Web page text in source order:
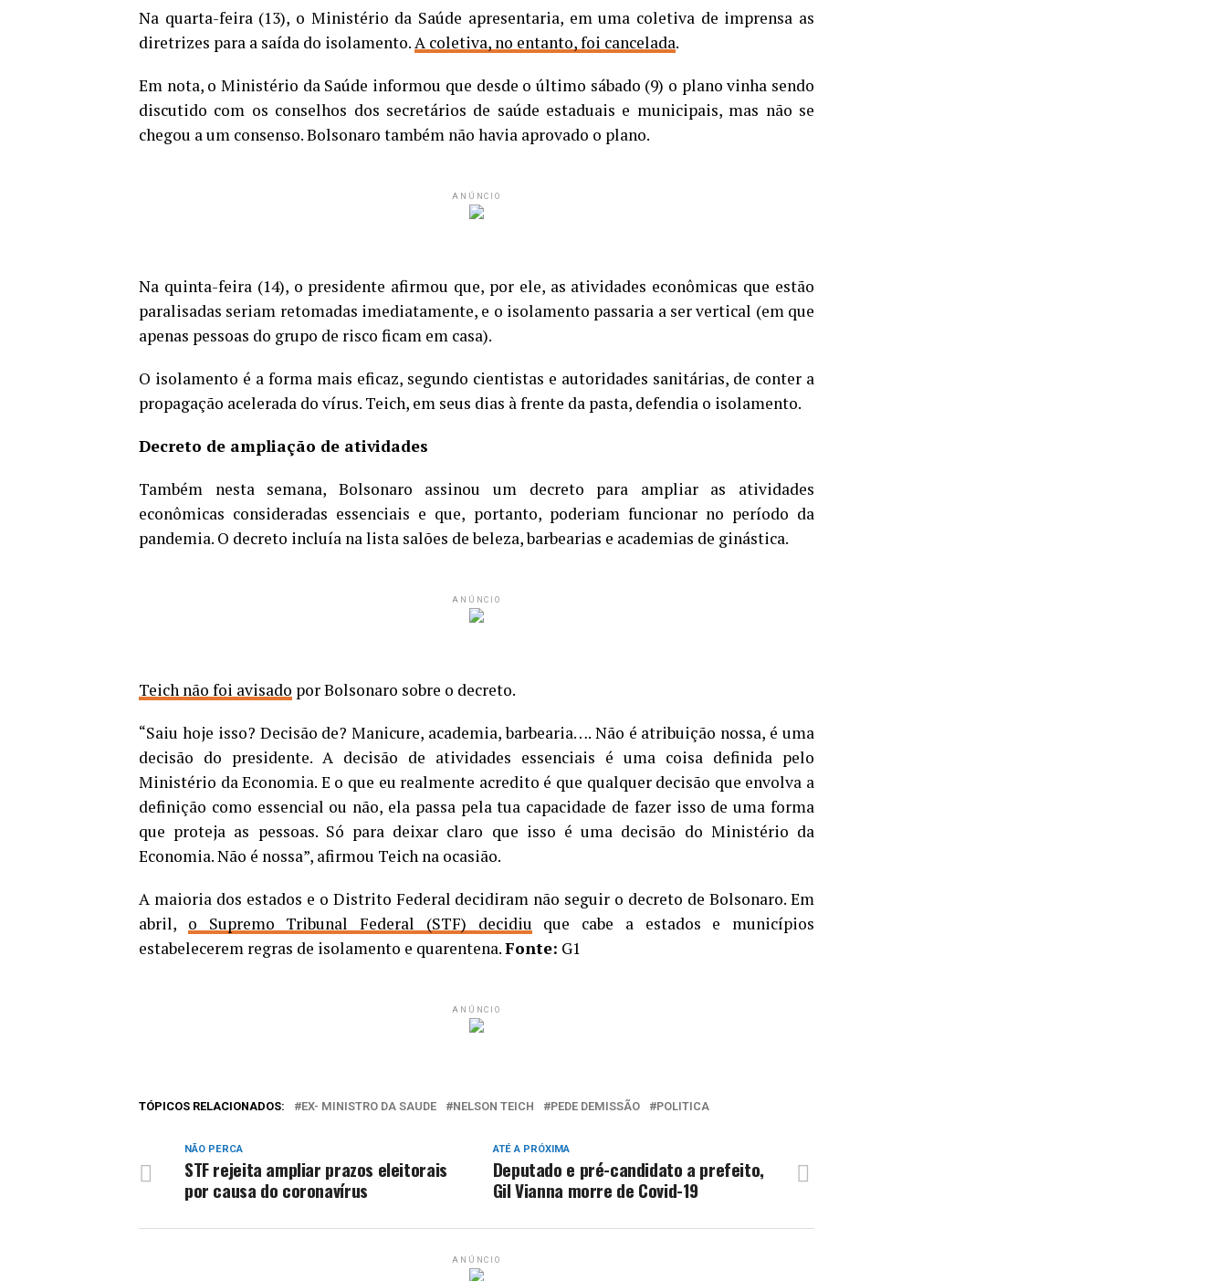
Na quarta-feira (13), o Ministério da Saúde apresentaria, em uma coletiva de imprensa as
diretrizes para a saída do isolamento.A coletiva, no entanto, foi cancelada.
Em nota, o Ministério da Saúde informou que desde o último sábado (9) o plano vinha sendo
discutido com os conselhos dos secretários de saúde estaduais e municipais, mas não se
chegou a um consenso. Bolsonaro também não havia aprovado o plano.
ANÚNCIO
Na quinta-feira (14), o presidente afirmou que, por ele, as atividades econômicas que estão
paralisadas seriam retomadas imediatamente, e o isolamento passaria a ser vertical (em que
apenas pessoas do grupo de risco ficam em casa).
O isolamento é a forma mais eficaz, segundo cientistas e autoridades sanitárias, de conter a
propagação acelerada do vírus. Teich, em seus dias à frente da pasta, defendia o isolamento.
Decreto de ampliação de atividades
Também nesta semana, Bolsonaro assinou um decreto para ampliar as atividades
econômicas consideradas essenciais e que, portanto, poderiam funcionar no período da
pandemia. O decreto incluía na lista salões de beleza, barbearias e academias de ginástica.
ANÚNCIO
Teich não foi avisado por Bolsonaro sobre o decreto.
“Saiu hoje isso? Decisão de? Manicure, academia, barbearia…. Não é atribuição nossa, é uma
decisão do presidente. A decisão de atividades essenciais é uma coisa definida pelo
Ministério da Economia. E o que eu realmente acredito é que qualquer decisão que envolva a
definição como essencial ou não, ela passa pela tua capacidade de fazer isso de uma forma
que proteja as pessoas. Só para deixar claro que isso é uma decisão do Ministério da
Economia. Não é nossa”, afirmou Teich na ocasião.
A maioria dos estados e o Distrito Federal decidiram não seguir o decreto de Bolsonaro. Em
abril, o Supremo Tribunal Federal (STF) decidiu que cabe a estados e municípios
estabelecerem regras de isolamento e quarentena.Fonte: G1
ANÚNCIO
TÓPICOS RELACIONADOS: EX- MINISTRO DA SAUDE NELSON TEICH PEDE DEMISSÃO POLITICA
ATÉ A PRÓXIMA
Deputado e pré-candidato a prefeito,
Gil Vianna morre de Covid-19
NÃO PERCA
STF rejeita ampliar prazos eleitorais
por causa do coronavírus
ANÚNCIO